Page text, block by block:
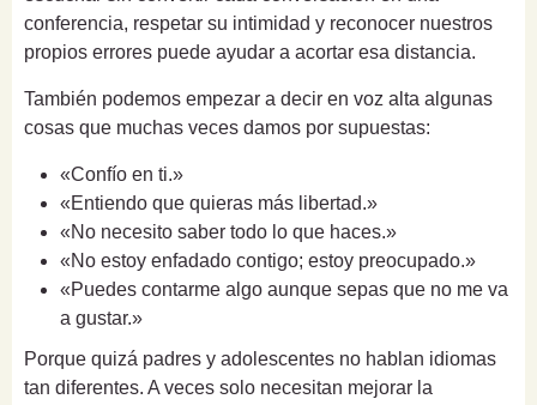
conferencia, respetar su intimidad y reconocer nuestros
propios errores puede ayudar a acortar esa distancia.
También podemos empezar a decir en voz alta algunas
cosas que muchas veces damos por supuestas:
«Confío en ti.»
«Entiendo que quieras más libertad.»
«No necesito saber todo lo que haces.»
«No estoy enfadado contigo; estoy preocupado.»
«Puedes contarme algo aunque sepas que no me va
a gustar.»
Porque quizá padres y adolescentes no hablan idiomas
tan diferentes. A veces solo necesitan mejorar la